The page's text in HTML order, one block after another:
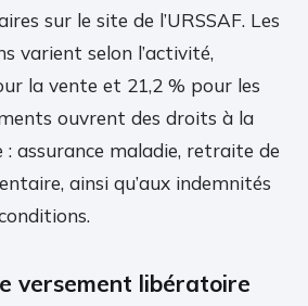
sur le site de l’URSSAF. Les
varient selon l’activité,
la vente et 21,2 % pour les
ouvrent des droits à la
assurance maladie, retraite de
ainsi qu’aux indemnités
versement libératoire